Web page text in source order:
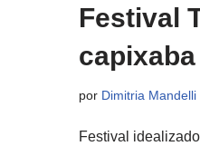
Festival
por Dimitria Mandelli
Festival